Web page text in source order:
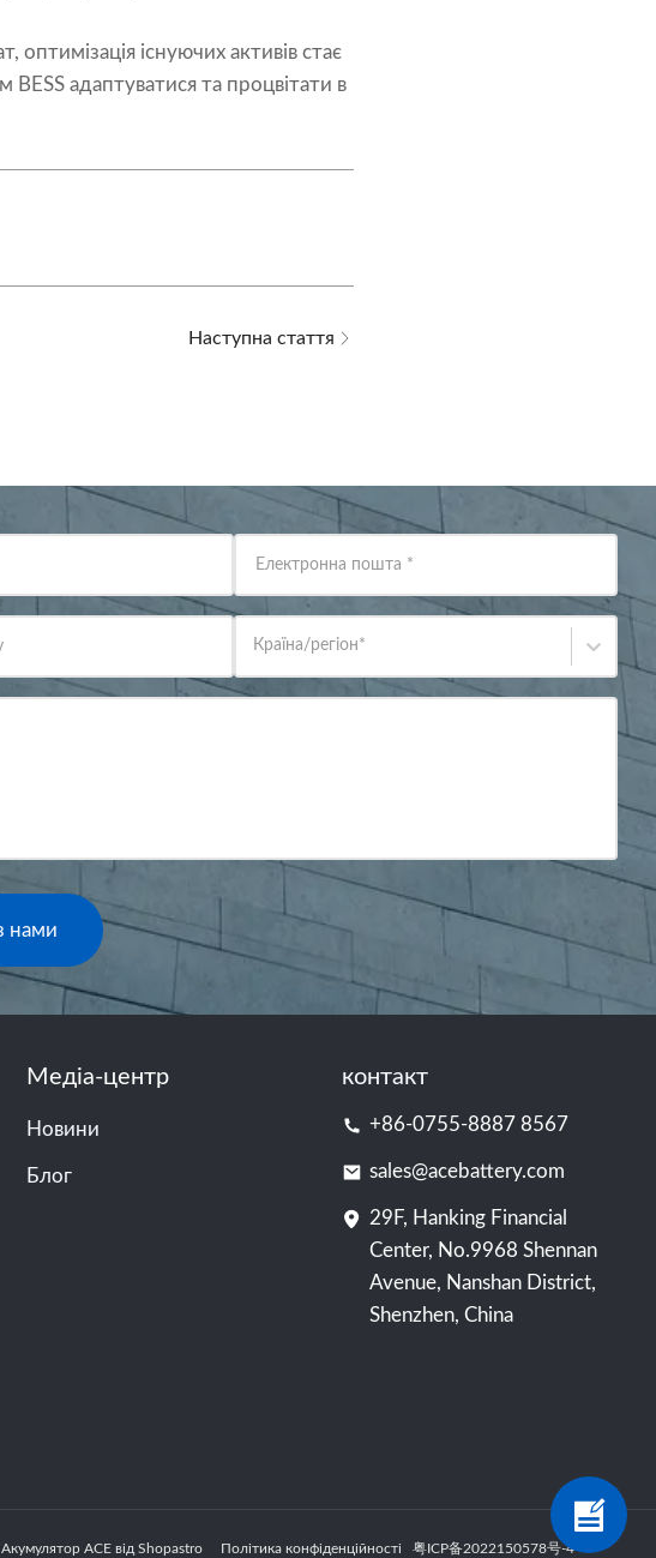
існуючих активів стає
адаптуватися та процвітати в
Наступна стаття
Електронна пошта *
Країна/регіон*
нами
Медіа-центр
Новини
Блог
контакт
+86-0755-8887 8567
sales@acebattery.com
29F, Hanking Financial
Center, No.9968 Shennan
Avenue, Nanshan District,
Shenzhen, China
Акумулятор ACE від Shopastro Політика конфіденційності 粤ICP备2022150578号-4